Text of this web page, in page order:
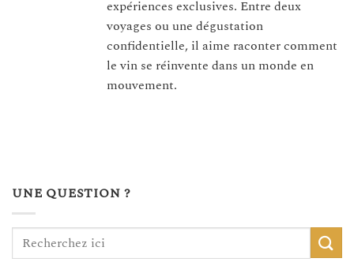
expériences exclusives. Entre deux
voyages ou une dégustation
confidentielle, il aime raconter comment
le vin se réinvente dans un monde en
mouvement.
UNE QUESTION ?